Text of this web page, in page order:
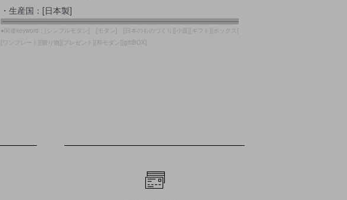
・生産国：[日本製]
●関連keyword：[シンプルモダン] [モダン] [日本のものづくり][小皿][ギフト][ボックス]
[ワンプレート][贈り物][プレゼント][和モダン][giftBOX]